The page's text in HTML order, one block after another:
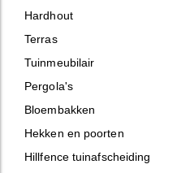
Hardhout
Terras
Tuinmeubilair
Pergola's
Bloembakken
Hekken en poorten
Hillfence tuinafscheiding